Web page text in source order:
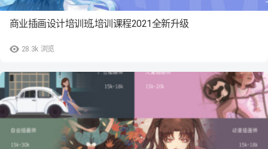
28.3k 浏览
商业插画设计培训班,培训课程2021全新升级